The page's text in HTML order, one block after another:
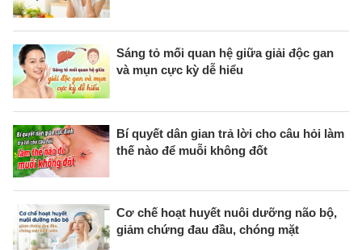
Sáng tỏ mối quan hệ giữa giải độc gan
và mụn cực kỳ dễ hiểu
Bí quyết dân gian trả lời cho câu hỏi làm
thế nào để muỗi không đốt
Cơ chế hoạt huyết nuôi dưỡng não bộ,
giảm chứng đau đầu, chóng mặt